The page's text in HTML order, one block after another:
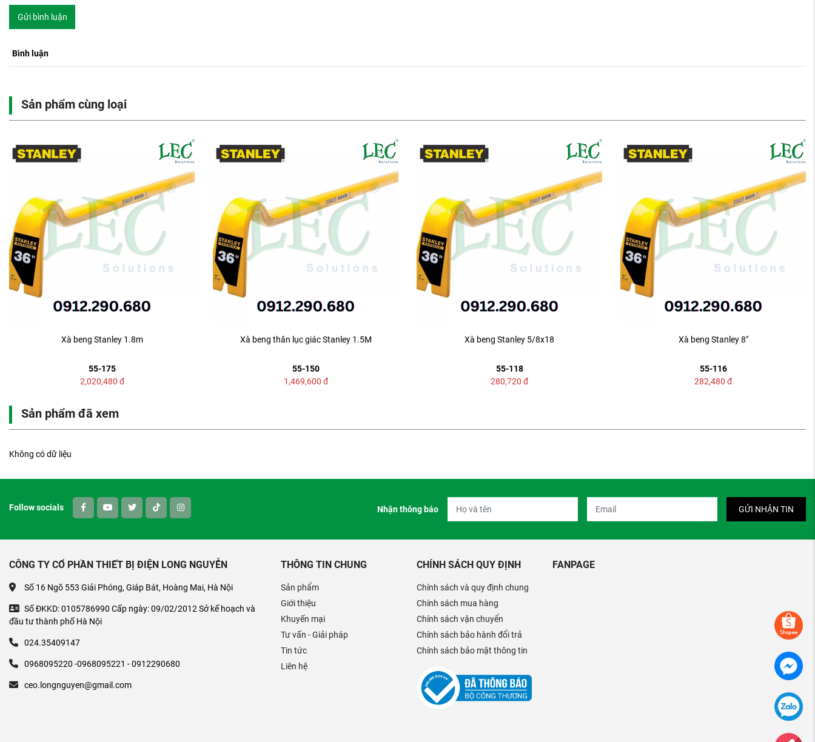
Gửi bình luận
Bình luận
Sản phẩm cùng loại
Xà beng Stanley 1.8m
55-175
2,020,480 đ
Xà beng thân lục giác Stanley 1.5M
55-150
1,469,600 đ
Xà beng Stanley 5/8x18
55-118
280,720 đ
Xà beng Stanley 8"
55-116
282,480 đ
Sản phẩm đã xem
Không có dữ liệu
Follow socials Nhận thông báo GỬI NHẬN TIN
CÔNG TY CỔ PHẦN THIẾT BỊ ĐIỆN LONG NGUYỄN
Số 16 Ngõ 553 Giải Phóng, Giáp Bát, Hoàng Mai, Hà Nội
Số ĐKKD: 0105786990 Cấp ngày: 09/02/2012 Sở kế hoạch và
đầu tư thành phố Hà Nội
024.35409147
0968095220 -0968095221 - 0912290680
ceo.longnguyen@gmail.com
THÔNG TIN CHUNG
Sản phẩm
Giới thiệu
Khuyến mại
Tư vấn - Giải pháp
Tin tức
Liên hệ
CHÍNH SÁCH QUY ĐỊNH
Chính sách và quy định chung
Chính sách mua hàng
Chính sách vận chuyển
Chính sách bảo hành đổi trả
Chính sách bảo mật thông tin
FANPAGE